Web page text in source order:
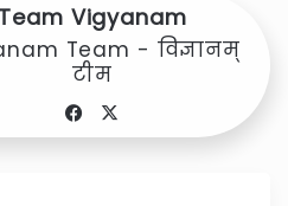
Team Vigyanam
Team - विज्ञानम्
टीम
Facebook